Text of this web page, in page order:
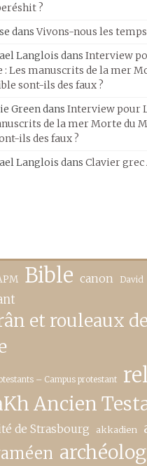
?
dansVivons-nous les temps
Langlois dans Interview
: Les manuscrits de la mer
sont-ils des faux ?
Greendans Interview pour
de la mer Morte du
ils des faux ?
Langlois dans Clavier grec
Bible canon David
et rouleaux
– Campus protestant
Ancien
de Strasbourg akkadien